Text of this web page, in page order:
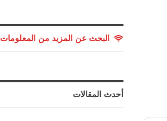
البحث عن المزيد من المعلومات
أحدث المقالات